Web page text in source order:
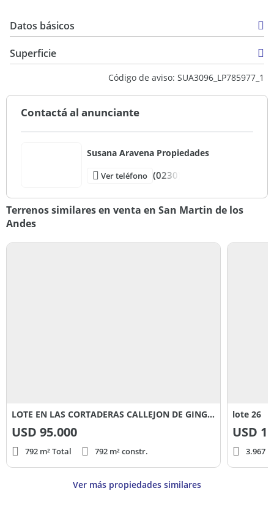
Datos básicos
Superficie
Código de aviso: SUA3096_LP785977_1
Contactá al anunciante
Susana Aravena Propiedades
Ver teléfono (0230)
Terrenos similares en venta en San Martin de los
Andes
LOTE EN LAS CORTADERAS CALLEJON DE GINGIN
USD 95.000
792 m² Total 792 m² constr.
lote 26
USD
3.967
Ver más propiedades similares